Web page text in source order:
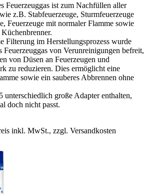
Feuerzeuggas ist zum Nachfüllen aller
z.B. Stabfeuerzeuge, Sturmfeuerzeuge
Feuerzeuge mit normaler Flamme sowie
Filterung im Herstellungsprozess wurde
Feuerzeuggas von Verunreinigungen befreit,
von Düsen an Feuerzeugen und
zu reduzieren. Dies ermöglicht eine
sowie ein sauberes Abbrennen ohne
unterschiedlich große Adapter enthalten,
doch nicht passt.
inkl. MwSt., zzgl. Versandkosten